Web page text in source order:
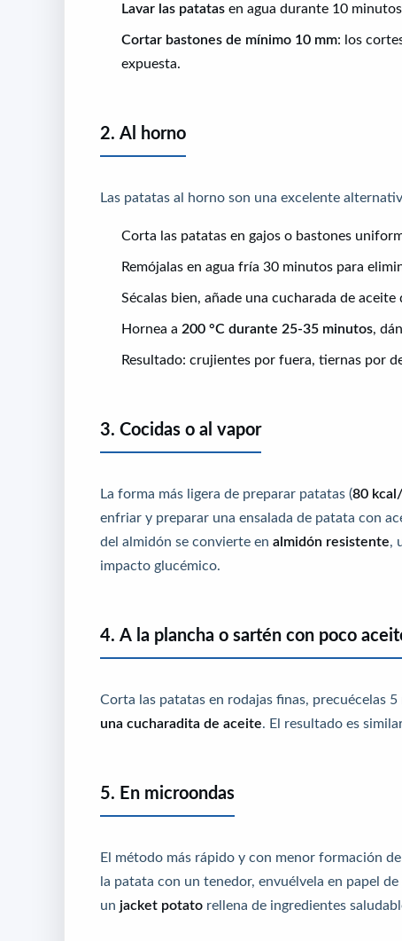
Lavar las patatas en agua durante 10
Cortar bastones de mínimo 10 mm: los
expuesta.
2. Al horno
Las patatas al horno son una excelente
Corta las patatas en gajos o bastones
Remójalas en agua fría 30 minutos para
Sécalas bien, añade una cucharada de
Hornea a 200 °C durante 25-35 minutos,
Resultado: crujientes por fuera, tiernas por
3. Cocidas o al vapor
La forma más ligera de preparar patatas (80
enfriar y preparar una ensalada de patata con
del almidón se convierte en almidón resistente,
impacto glucémico.
4. A la plancha o sartén con poco
Corta las patatas en rodajas finas, precuécelas
una cucharadita de aceite. El resultado es
5. En microondas
El método más rápido y con menor formación
la patata con un tenedor, envuélvela en papel
un jacket potato rellena de ingredientes